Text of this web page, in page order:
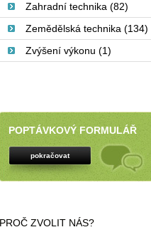
Zahradní technika (82)
Zemědělská technika (134)
Zvýšení výkonu (1)
POPTÁVKOVÝ FORMULÁŘ
pokračovat
PROČ ZVOLIT NÁS?